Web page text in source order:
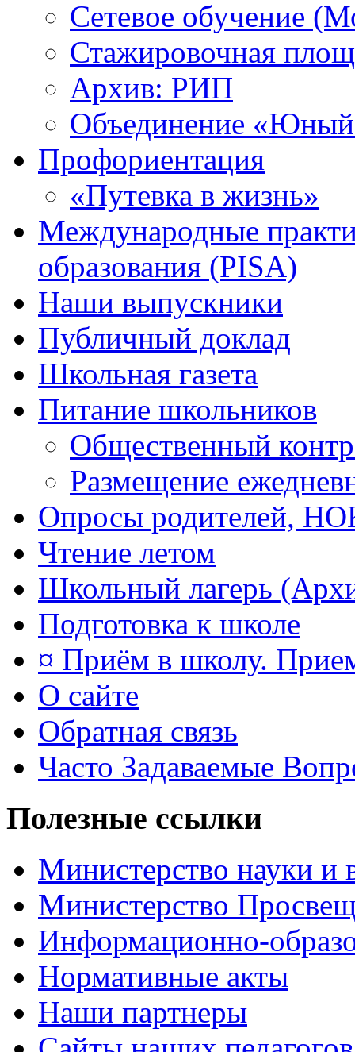
Сетевое обучение
Стажировочная
Архив: РИП
Объединение «Юный
Профориентация
«Путевка в жизнь»
Международные
образования (PISA)
Наши выпускники
Публичный доклад
Школьная газета
Питание школьников
Общественный
Размещение
Опросы родителей,
Чтение летом
Школьный лагерь
Подготовка к школе
¤ Приём в школу.
О сайте
Обратная связь
Часто Задаваемые
Полезные ссылки
Министерство науки и
Министерство
Информационно-
Нормативные акты
Наши партнеры